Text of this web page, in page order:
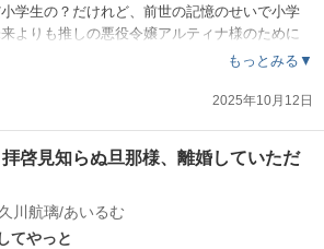
学生の？だけれど、前世の記憶のせいで小学
よりも推しの悪役令嬢アルティナ様のために
次へと刈っていく。食わず嫌いの方読まずに
みたいです。
もっとみる▼
2025年10月12日
拝啓見知らぬ旦那様、離婚していただ
川航璃/あいるむ
てやっと